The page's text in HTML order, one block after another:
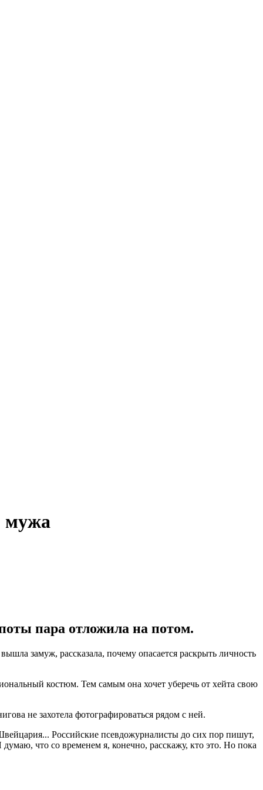
мужа
пара отложила на потом.
замуж, рассказала, почему опасается раскрыть личность
костюм. Тем самым она хочет уберечь от хейта свою
не захотела фотографироваться рядом с ней.
Российские псевдожурналисты до сих пор пишут,
что со временем я, конечно, расскажу, кто это. Но пока